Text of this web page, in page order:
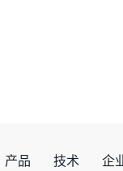
产品 技术 企